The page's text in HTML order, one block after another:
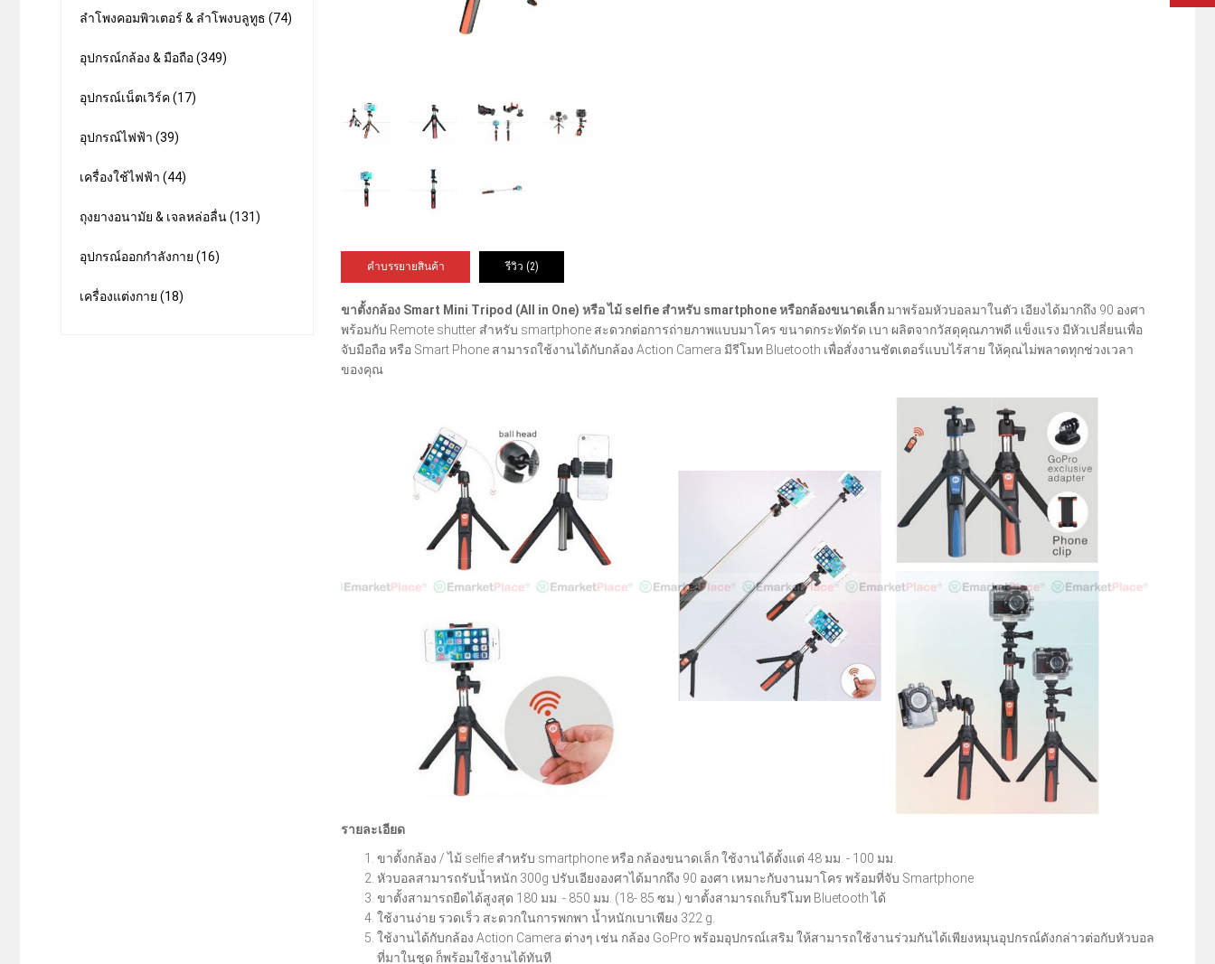
ลำโพงคอมพิวเตอร์ & ลำโพงบลูทูธ (74)
อุปกรณ์กล้อง & มือถือ (349)
อุปกรณ์เน็ตเวิร์ค (17)
อุปกรณ์ไฟฟ้า (39)
เครื่องใช้ไฟฟ้า (44)
ถุงยางอนามัย & เจลหล่อลื่น (131)
อุปกรณ์ออกกำลังกาย (16)
เครื่องแต่งกาย (18)
คำบรรยายสินค้า รีวิว (2)
ขาตั้งกล้อง Smart Mini Tripod (All in One) หรือ ไม้ selfie สำหรับ smartphone หรือกล้องขนาดเล็ก มาพร้อมหัวบอลมาในตัว เอียงได้มากถึง 90 องศา
พร้อมกับ Remote shutter สำหรับ smartphone สะดวกต่อการถ่ายภาพแบบมาโคร ขนาดกระทัดรัด เบา ผลิตจากวัสดุคุณภาพดี แข็งแรง มีหัวเปลี่ยนเพื่อ
จับมือถือ หรือ Smart Phone สามารถใช้งานได้กับกล้อง Action Camera มีรีโมท Bluetooth เพื่อสั่งงานชัตเตอร์แบบไร้สาย ให้คุณไม่พลาดทุกช่วงเวลา
ของคุณ
รายละเอียด
ขาตั้งกล้อง / ไม้ selfie สำหรับ smartphone หรือ กล้องขนาดเล็ก ใช้งานได้ตั้งแต่ 48 มม. - 100 มม.
หัวบอลสามารถรับน้ำหนัก 300g ปรับเอียงองศาได้มากถึง 90 องศา เหมาะกับงานมาโคร พร้อมที่จับ Smartphone
ขาตั้งสามารถยืดได้สูงสุด 180 มม. - 850 มม. (18- 85 ซม.) ขาตั้งสามารถเก็บรีโมท Bluetooth ได้
ใช้งานง่าย รวดเร็ว สะดวกในการพกพา น้ำหนักเบาเพียง 322 g.
ใช้งานได้กับกล้อง Action Camera ต่างๆ เช่น กล้อง GoPro พร้อมอุปกรณ์เสริม ให้สามารถใช้งานร่วมกันได้เพียงหมุนอุปกรณ์ดังกล่าวต่อกับหัวบอล
ที่มาในชุด ก็พร้อมใช้งานได้ทันที